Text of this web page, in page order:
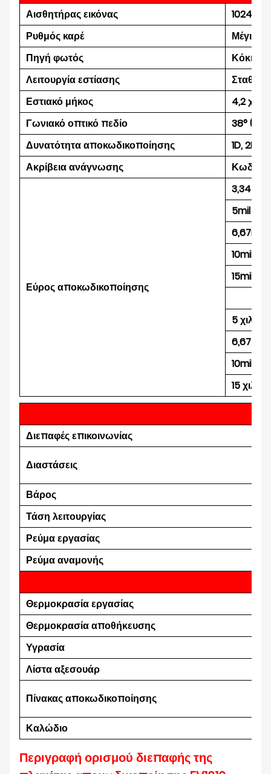
Αισθητήρας εικόνας
Ρυθμός καρέ
Πηγή φωτός
Κόκκινο
Λειτουργία εστίασης
Εστιακό μήκος
4,2 χλστ
Γωνιακό οπτικό πεδίο
38°
Δυνατότητα αποκωδικοποίησης
1D, 2D
Ακρίβεια ανάγνωσης
Εύρος αποκωδικοποίησης
3,34
5mil
6,67mil
10mil
15mil
5
6,67
10mil
15
Διεπαφές επικοινωνίας
Διαστάσεις
Βάρος
Τάση λειτουργίας
Ρεύμα εργασίας
Ρεύμα αναμονής
Θερμοκρασία εργασίας
Θερμοκρασία αποθήκευσης
Υγρασία
Λίστα αξεσουάρ
Πίνακας αποκωδικοποίησης
Καλώδιο
Περιγραφή ορισμού διεπαφής της